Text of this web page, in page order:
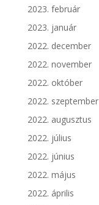
2023. február
2023. január
2022. december
2022. november
2022. október
2022. szeptember
2022. augusztus
2022. július
2022. június
2022. május
2022. április